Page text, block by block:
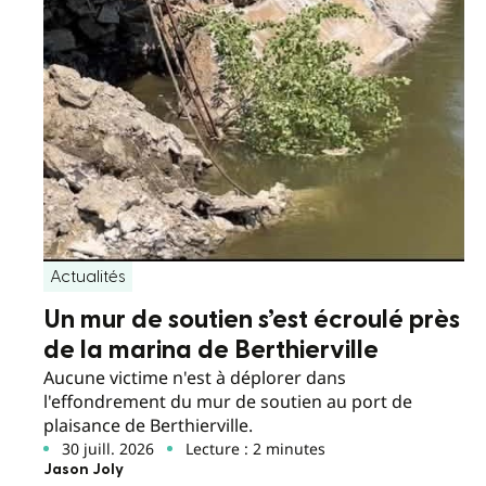
Actualités
Un mur de soutien s’est écroulé près
de la marina de Berthierville
Aucune victime n'est à déplorer dans
l'effondrement du mur de soutien au port de
plaisance de Berthierville.
30 juill. 2026 Lecture : 2 minutes
Jason Joly